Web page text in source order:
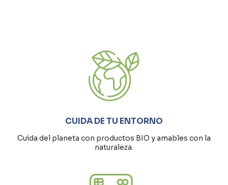
CUIDA DE TU ENTORNO
Cuida del planeta con productos BIO y amables con la
naturaleza.